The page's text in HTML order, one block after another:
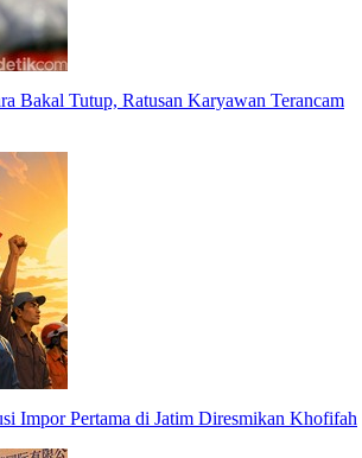
Bakal Tutup, Ratusan Karyawan Terancam
Impor Pertama di Jatim Diresmikan Khofifah